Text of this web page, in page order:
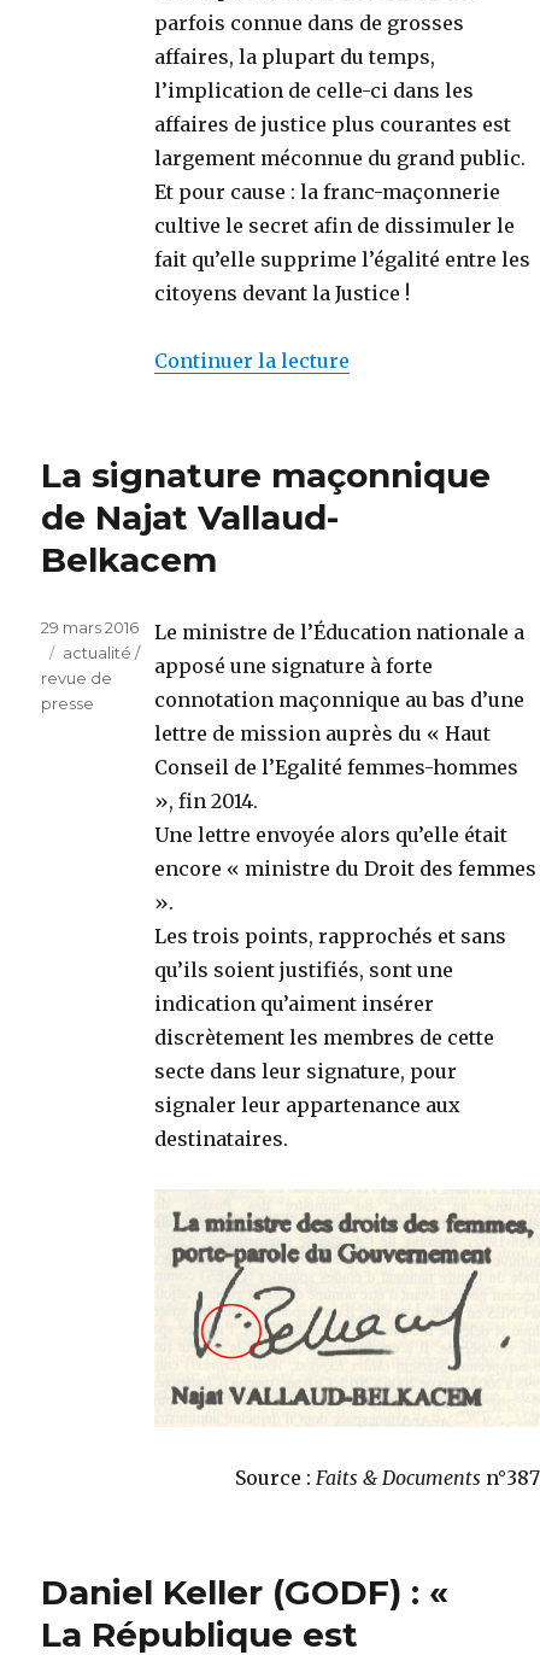
parfois connue dans de grosses
affaires, la plupart du temps,
l’implication de celle-ci dans les
affaires de justice plus courantes est
largement méconnue du grand public.
Et pour cause : la franc-maçonnerie
cultive le secret afin de dissimuler le
fait qu’elle supprime l’égalité entre les
citoyens devant la Justice !
Continuer la lecture
La signature maçonnique
de Najat Vallaud-
Belkacem
Le ministre de l’Éducation nationale a
apposé une signature à forte
connotation maçonnique au bas d’une
lettre de mission auprès du « Haut
Conseil de l’Egalité femmes-hommes
», fin 2014.
Une lettre envoyée alors qu’elle était
encore « ministre du Droit des femmes
».
Les trois points, rapprochés et sans
qu’ils soient justifiés, sont une
indication qu’aiment insérer
discrètement les membres de cette
secte dans leur signature, pour
signaler leur appartenance aux
destinataires.
Source : Faits & Documents n°387
Publié
le
29 mars 2016
Catégories
actualité /
revue de
presse
Daniel Keller (GODF) : «
La République est